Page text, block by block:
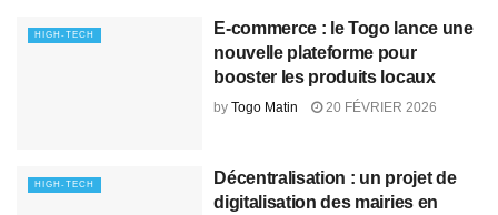
HIGH-TECH
E‑commerce : le Togo lance une
nouvelle plateforme pour
booster les produits locaux
by Togo Matin 20 FÉVRIER 2026
HIGH-TECH
Décentralisation : un projet de
digitalisation des mairies en